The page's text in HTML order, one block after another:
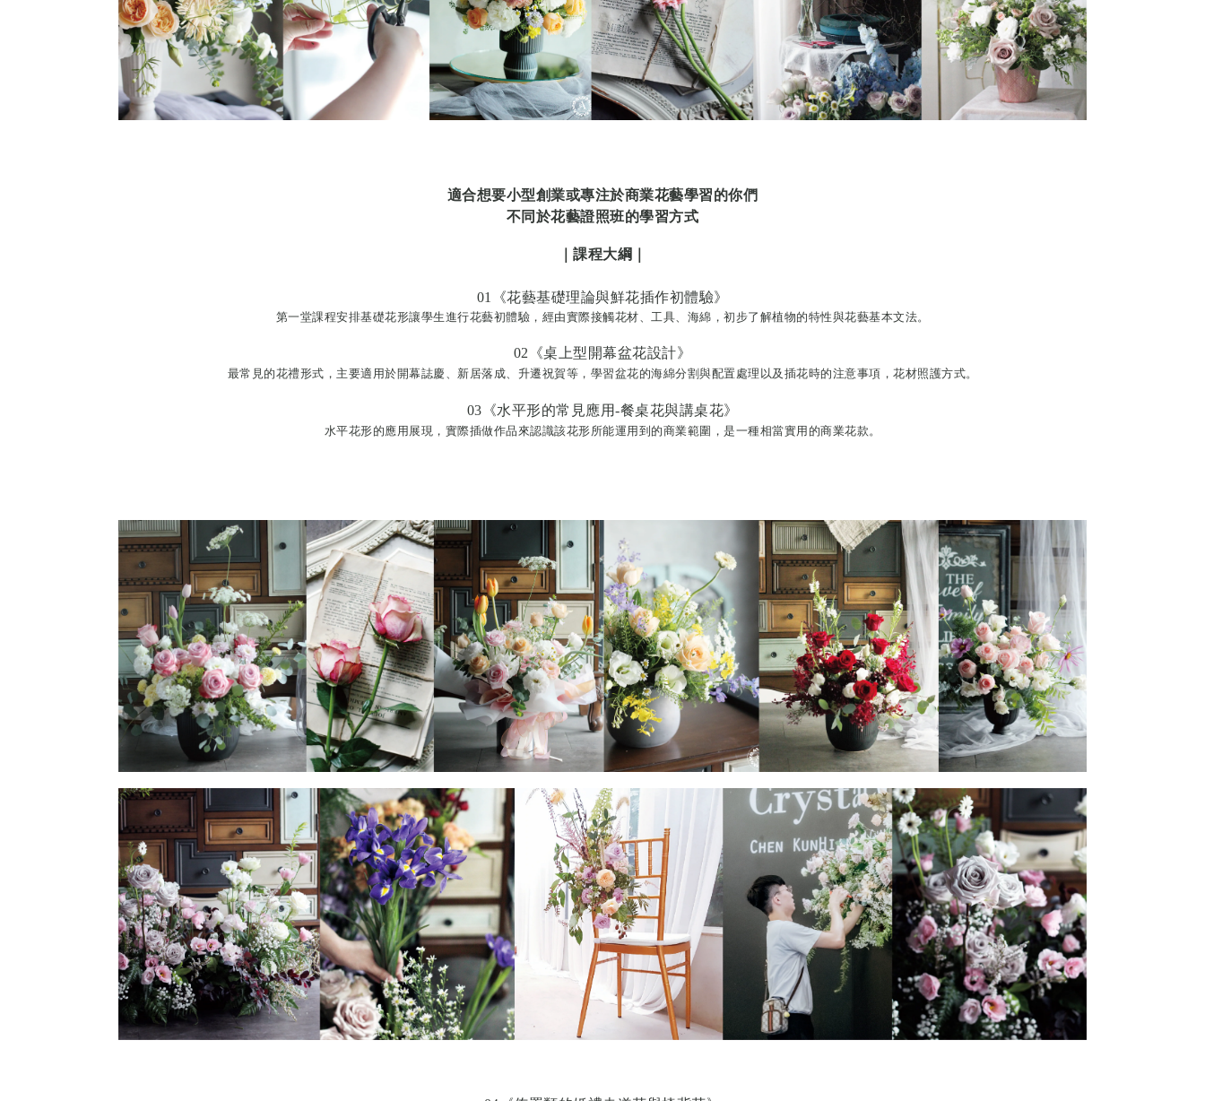
適合想要小型創業或專注於商業花藝學習的你們
不同於花藝證照班的學習方式
｜課程大綱｜
01《花藝基礎理論與鮮花插作初體驗》
第一堂課程安排基礎花形讓學生進行花藝初體驗，經由實際接觸花材、工具、海綿，初步了解植物的特性與花藝基本文法。
02《桌上型開幕盆花設計》
最常見的花禮形式，主要適用於開幕誌慶、新居落成 、升遷祝賀等，學習盆花的海綿分割與配置處理以及插花時的注意事項，花材照護方式。
03《水平形的常見應用-餐桌花與講桌花》
水平花形的應用展現，實際插做作品來認識該花形所能運用到的商業範圍，是一種相當實用的商業花款。